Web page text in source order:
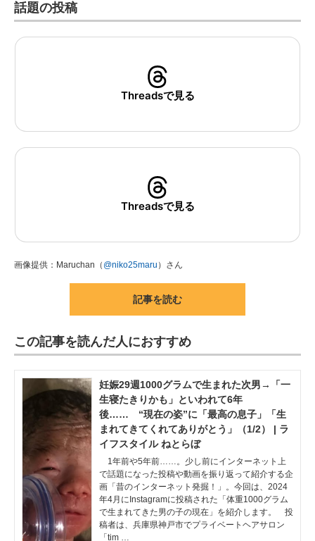
話題の投稿
Threadsで見る
Threadsで見る
画像提供：Maruchan（ @niko25maru ）さん
記事を読む
この記事を読んだ人におすすめ
妊娠29週1000グラムで生まれた次男→「一
生寝たきりかも」といわれて6年
後…… “現在の姿”に「最高の息子」「生
まれてきてくれてありがとう」（1/2） | ラ
イフスタイル ねとらぼ
1年前や5年前……。少し前にインターネット上
で話題になった投稿や動画を振り返って紹介する企
画「昔のインターネット発掘！」。今回は、2024
年4月にInstagramに投稿された「体重1000グラム
で生まれてきた男の子の現在」を紹介します。 投
稿者は、兵庫県神戸市でプライベートヘアサロン
「tim …